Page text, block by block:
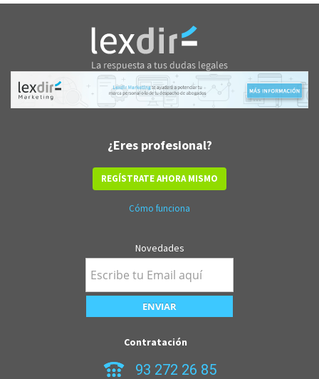
¿Eres profesional?
REGÍSTRATE AHORA MISMO
Cómo funciona
Novedades
Contratación
93 272 26 85